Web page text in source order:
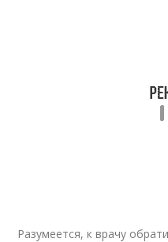
Разумеется, к врачу